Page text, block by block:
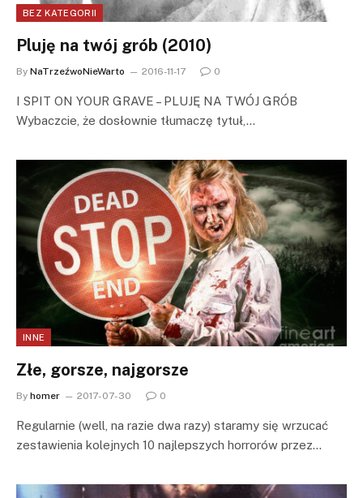
BEZ KATEGORII
Pluję na twój grób (2010)
By NaTrzeźwoNieWarto 2016-11-17 0
I SPIT ON YOUR GRAVE – PLUJĘ NA TWÓJ GRÓB
Wybaczcie, że dosłownie tłumaczę tytuł,…
INNE
Złe, gorsze, najgorsze
By homer 2017-07-30 0
Regularnie (well, na razie dwa razy) staramy się wrzucać
zestawienia kolejnych 10 najlepszych horrorów przez…